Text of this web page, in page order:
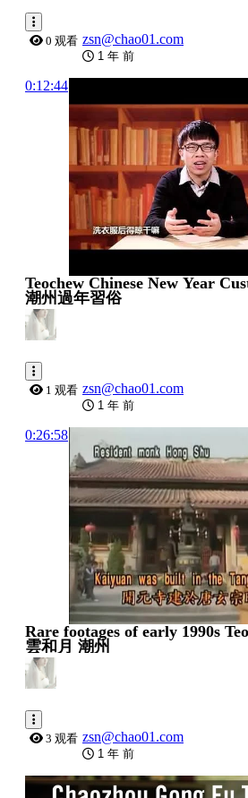
0 观看 zsn@chao01.com
1 年 前
0:12:44
Teochew Chinese New Year Customs 漸
潮州過年習俗
1 观看 zsn@chao01.com
1 年 前
0:26:58
Rare footages of early 1990s
雲和月 潮州
3 观看 zsn@chao01.com
1 年 前
0:05:00